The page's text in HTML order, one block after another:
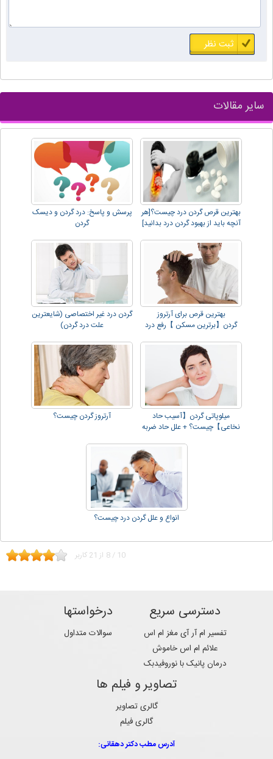
سایر مقالات
بهترین قرص گردن درد چیست؟[هر
آنچه باید از بهبود گردن درد بدانید]
پرسش و پاسخ: درد گردن و دیسک
گردن
بهترین قرص برای آرتروز
گردن【برترین مسکن 】رفع درد
گردن درد غیر اختصاصی (شایعترین
علت درد گردن)
میلوپاتی گردن【آسیب حاد
نخاعی】چیست؟ + علل حاد ضربه
آرتروز گردن چیست؟
انواع و علل گردن درد چیست؟
8 / 10 از 21 کاربر
دسترسی سریع
تفسیر ام آر آی مغز ام اس
علائم ام اس خاموش
درمان پانیک با نوروفیدبک
درخواستها
سوالات متداول
تصاویر و فیلم ها
گالری تصاویر
گالری فیلم
آدرس مطب دکتر دهقانی: